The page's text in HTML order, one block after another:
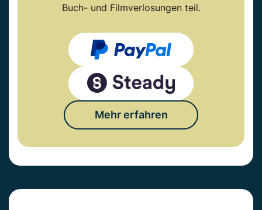
Buch- und Filmverlosungen teil.
Mehr erfahren